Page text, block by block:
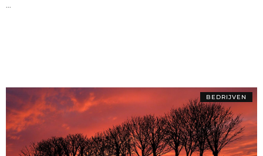
BEDRIJVEN